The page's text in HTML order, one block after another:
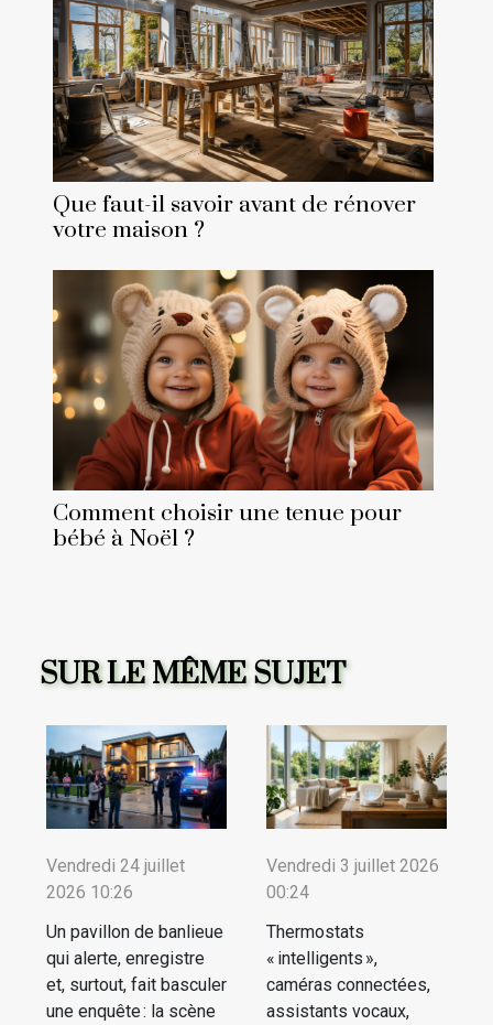
Que faut-il savoir avant de rénover
votre maison ?
Comment choisir une tenue pour
bébé à Noël ?
SUR LE MÊME SUJET
Vendredi 24 juillet
2026 10:26
Un pavillon de banlieue
qui alerte, enregistre
et, surtout, fait basculer
une enquête : la scène
Vendredi 3 juillet 2026
00:24
Thermostats
« intelligents »,
caméras connectées,
assistants vocaux,